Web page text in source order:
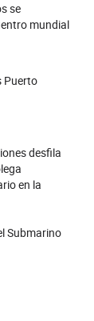
se
mundial
Puerto
desfila
en la
Submarino